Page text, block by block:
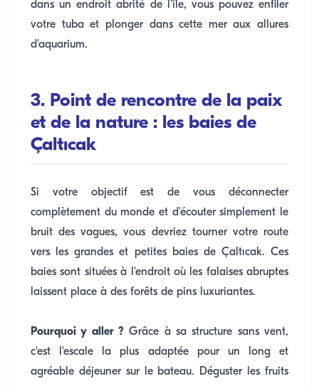
dans un endroit abrité de l'île, vous pouvez enfiler
votre tuba et plonger dans cette mer aux allures
d'aquarium.
3. Point de rencontre de la paix
et de la nature : les baies de
Çaltıcak
Si votre objectif est de vous déconnecter
complètement du monde et d'écouter simplement le
bruit des vagues, vous devriez tourner votre route
vers les grandes et petites baies de Çaltıcak. Ces
baies sont situées à l'endroit où les falaises abruptes
laissent place à des forêts de pins luxuriantes.
Pourquoi y aller ? Grâce à sa structure sans vent,
c'est l'escale la plus adaptée pour un long et
agréable déjeuner sur le bateau. Déguster les fruits